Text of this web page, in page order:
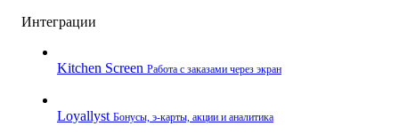
Интеграции
Kitchen Screen Работа с заказами через экран
Loyallyst Бонусы, э‑карты, акции и аналитика